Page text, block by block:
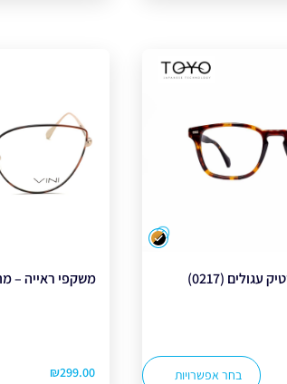
(0217)
בחר אפשרויות
צבע
משקפי ראייה –
₪299.00